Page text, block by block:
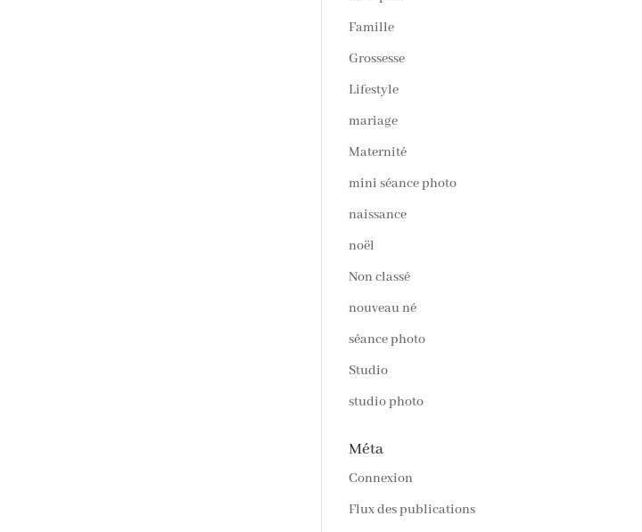
Famille
Grossesse
Lifestyle
mariage
Maternité
mini séance photo
naissance
noël
Non classé
nouveau né
séance photo
Studio
studio photo
Méta
Connexion
Flux des publications